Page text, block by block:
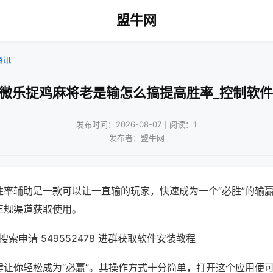
盟牛网
讯
乐捉鸡麻将老是输怎么搞提高胜率_控制软
发布时间：2026-08-07｜阅读：1
发布者：盟牛网
辅助是一款可以让一直输的玩家，快速成为一个“必胜”的输
渠道获取使用。
索申请 549552478 进群获取软件安装教程
你轻松成为“必赢”。其操作方式十分简单，打开这个应用便